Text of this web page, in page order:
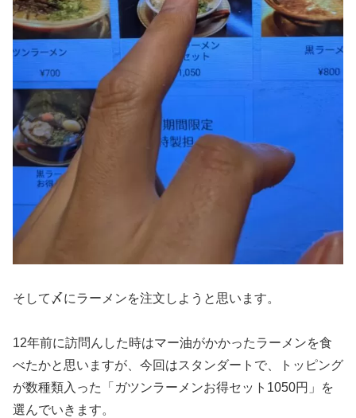
そして〆にラーメンを注文しようと思います。
12年前に訪問んした時はマー油がかかったラーメンを食
べたかと思いますが、今回はスタンダートで、トッピング
が数種類入った「ガツンラーメンお得セット1050円」を
選んでいきます。